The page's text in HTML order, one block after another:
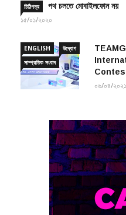
চিঠিপত্র পথ চলতে মোবাইলফোন নয়
১৫/০১/২০২০
ENGLISH
উদ্যোগ
সাম্প্রতিক সংবাদ
০৬/০৪/২০২১